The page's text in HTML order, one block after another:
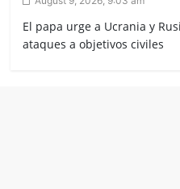
El papa urge a Ucrania y
ataques a objetivos civiles